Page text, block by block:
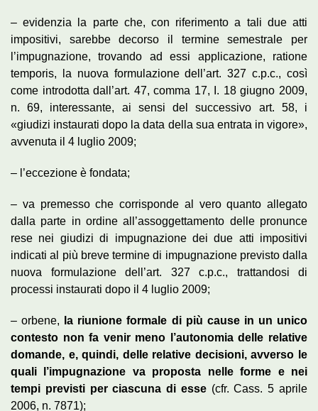
– evidenzia la parte che, con riferimento a tali due atti
impositivi, sarebbe decorso il termine semestrale per
l’impugnazione, trovando ad essi applicazione, ratione
temporis, la nuova formulazione dell’art. 327 c.p.c., così
come introdotta dall’art. 47, comma 17, I. 18 giugno 2009,
n. 69, interessante, ai sensi del successivo art. 58, i
«giudizi instaurati dopo la data della sua entrata in vigore»,
avvenuta il 4 luglio 2009;
– l’eccezione è fondata;
– va premesso che corrisponde al vero quanto allegato
dalla parte in ordine all’assoggettamento delle pronunce
rese nei giudizi di impugnazione dei due atti impositivi
indicati al più breve termine di impugnazione previsto dalla
nuova formulazione dell’art. 327 c.p.c., trattandosi di
processi instaurati dopo il 4 luglio 2009;
– orbene, la riunione formale di più cause in un unico
contesto non fa venir meno l’autonomia delle relative
domande, e, quindi, delle relative decisioni, avverso le
quali l’impugnazione va proposta nelle forme e nei
tempi previsti per ciascuna di esse(cfr. Cass. 5 aprile
2006, n. 7871);